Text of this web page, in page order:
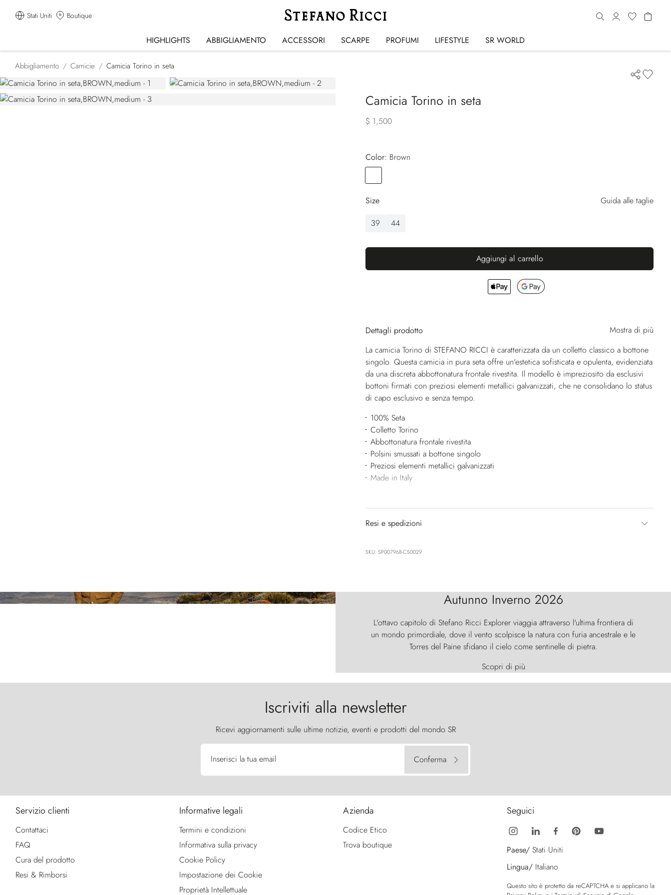
Stati Uniti Boutique
HIGHLIGHTS ABBIGLIAMENTO ACCESSORI SCARPE PROFUMI LIFESTYLE SR WORLD
Abbigliamento Camicie Camicia Torino in seta
Camicia Torino in seta
$ 1,500
Color:
brown
Size
Guida alle taglie
39
44
Aggiungi al carrello
Dettagli prodotto
Mostra di più
La camicia Torino di STEFANO RICCI è caratterizzata da un colletto classico a bottone
singolo. Questa camicia in pura seta offre un'estetica sofisticata e opulenta, evidenziata
da una discreta abbottonatura frontale rivestita. Il modello è impreziosito da esclusivi
bottoni firmati con preziosi elementi metallici galvanizzati, che ne consolidano lo status
di capo esclusivo e senza tempo.
100% Seta
Colletto Torino
Abbottonatura frontale rivestita
Polsini smussati a bottone singolo
Preziosi elementi metallici galvanizzati
Made in Italy
Resi e spedizioni
SKU: SP007968-CS0029
Autunno Inverno 2026
L'ottavo capitolo di Stefano Ricci Explorer viaggia attraverso l'ultima frontiera di
un mondo primordiale, dove il vento scolpisce la natura con furia ancestrale e le
Torres del Paine sfidano il cielo come sentinelle di pietra.
Scopri di più
Iscriviti alla newsletter
Ricevi aggiornamenti sulle ultime notizie, eventi e prodotti del mondo SR
Inserisci la tua email Conferma
Servizio clienti
Contattaci
FAQ
Cura del prodotto
Resi & Rimborsi
Informative legali
Termini e condizioni
Informativa sulla privacy
Cookie Policy
Impostazione dei Cookie
Proprietà Intellettuale
Azienda
Codice Etico
Trova boutique
Seguici
Paese/ Stati Uniti
Lingua/ Italiano
Questo sito è protetto da reCAPTCHA e si applicano la